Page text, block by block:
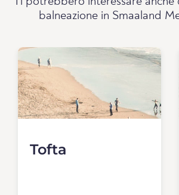
balneazione in Smaaland
Tofta